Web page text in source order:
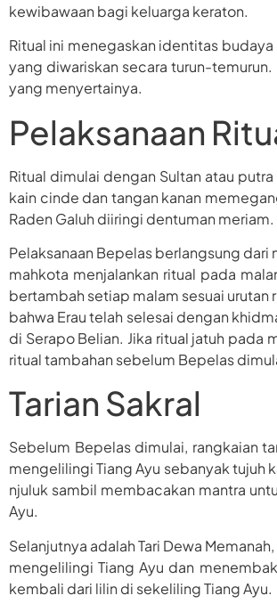
kewibawaan bagi keluarga keraton.
Ritual ini menegaskan identitas
yang diwariskan secara turun-
yang menyertainya.
Pelaksanaan
Ritual dimulai dengan Sultan atau
kain cinde dan tangan kanan
Raden Galuh diiringi dentuman meriam.
Pelaksanaan Bepelas berlangsung
mahkota menjalankan ritual pada
bertambah setiap malam sesuai urutan
bahwa Erau telah selesai dengan
di Serapo Belian. Jika ritual jatuh pada
ritual tambahan sebelum Bepelas
Tarian Sakral
Sebelum Bepelas dimulai, rangkaian
mengelilingi Tiang Ayu sebanyak tujuh
njuluk sambil membacakan mantra
Ayu.
Selanjutnya adalah Tari Dewa
mengelilingi Tiang Ayu dan
kembali dari lilin di sekeliling Tiang Ayu.